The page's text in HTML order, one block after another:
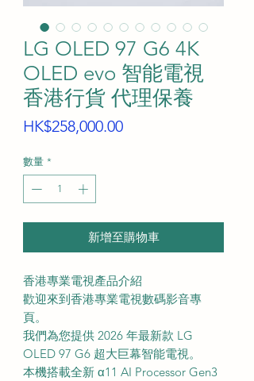
LG OLED 97 G6 4K
OLED evo 智能電視
香港行貨 代理保養
HK$258,000.00價
數量 *
新增至購物車
香港專業電視產品介紹
歡迎來到香港專業電視數碼影音專
頁。
我們為您提供 2026 年最新款 LG
OLED 97 G6 超大巨幕智能電視。
本機搭載全新 α11 AI Processor Gen3